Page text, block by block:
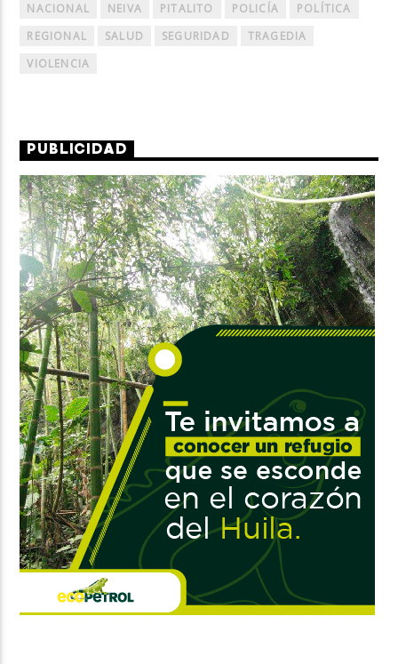
NACIONAL
NEIVA PITALITO POLICÍA
POLÍTICA
REGIONAL
SALUD SEGURIDAD
TRAGEDIA
VIOLENCIA
PUBLICIDAD